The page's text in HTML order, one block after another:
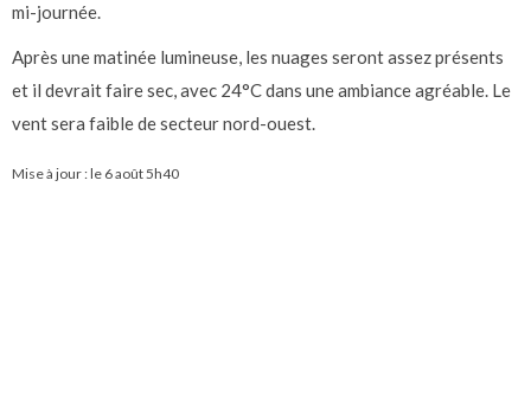
mi-journée.
Après une matinée lumineuse, les nuages seront assez présents
et il devrait faire sec, avec 24°C dans une ambiance agréable. Le
vent sera faible de secteur nord-ouest.
Mise à jour : le 6 août 5h40